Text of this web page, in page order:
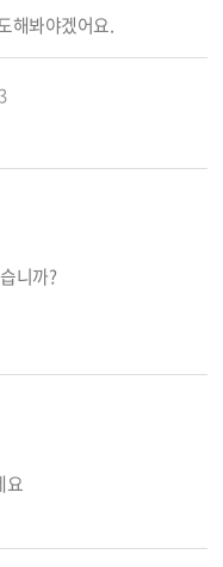
해봐야겠어요.
니까?
요